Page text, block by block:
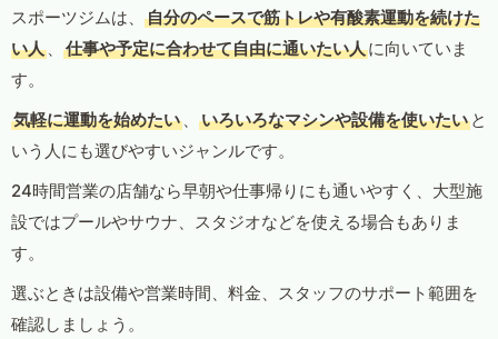
スポーツジムは、
自分のペースで筋トレや有酸素運動を続けた
い人 、 仕事や予定に合わせて自由に通いたい人に向いていま
す。
気軽に運動を始めたい 、 いろいろなマシンや設備を使いたい と
いう人にも選びやすいジャンルです。
24時間営業の店舗なら早朝や仕事帰りにも通いやすく、大型施
設ではプールやサウナ、スタジオなどを使える場合もありま
す。
選ぶときは設備や営業時間、料金、スタッフのサポート範囲を
確認しましょう。